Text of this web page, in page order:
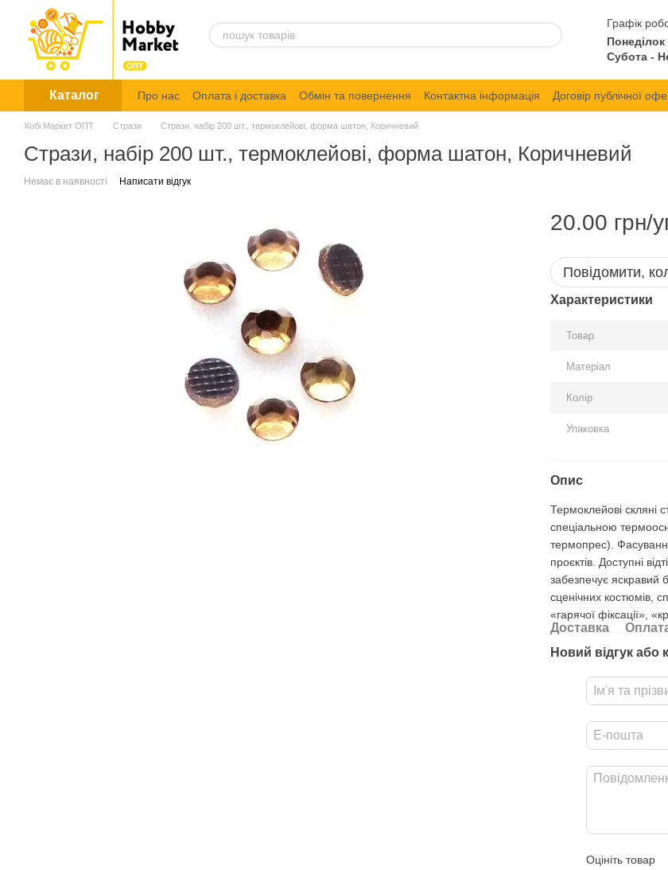
Перейти до основного контенту
Графік
Субота -
Каталог Про нас Оплата і доставка Обмін та повернення Контактна інформація
Договір публічної
Політика конфіденційності
Хобі Маркет ОПТ Стрази Стрази, набір 200 шт., термоклейові, форма шатон, Коричневий
Стрази, набір 200 шт., термоклейові, форма шатон, Коричневий
Немає в наявності Написати відгук
20.00 грн/
Повідомити,
Характеристики
Товар
Матеріал
Колір
Упаковка
Опис
Термоклейові скляні
спеціальною
термопрес).
проєктів. Доступні
забезпечує яскравий
сценічних костюмів,
«гарячої фіксації»,
Доставка
Новий відгук або
Оцініть товар